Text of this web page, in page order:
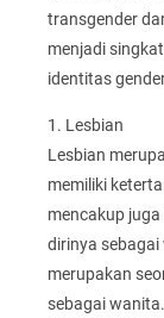
transgender
menjadi
identitas
1. Lesbian
Lesbian
memiliki
mencakup
dirinya
merupakan
sebagai wanita.